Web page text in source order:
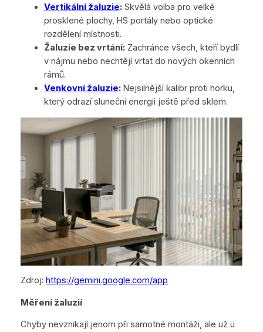
Vertikální žaluzie:Skvělá volba pro velké
prosklené plochy, HS portály nebo optické
rozdělení místnosti.
Žaluzie bez vrtání:Zachránce všech, kteří bydlí
v nájmu nebo nechtějí vrtat do nových okenních
rámů.
Venkovní žaluzie:Nejsilnější kalibr proti horku,
který odrazí sluneční energii ještě před sklem.
Zdroj: https://gemini.google.com/app
Měření žaluzií
Chyby nevznikají jenom při samotné montáži, ale už u